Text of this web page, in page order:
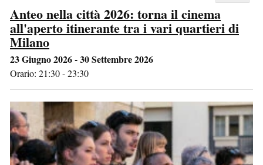
Anteo nella città 2026: torna il cinema
all'aperto itinerante tra i vari quartieri di
Milano
23 Giugno 2026 - 30 Settembre 2026
Orario: 21:30 - 23:30